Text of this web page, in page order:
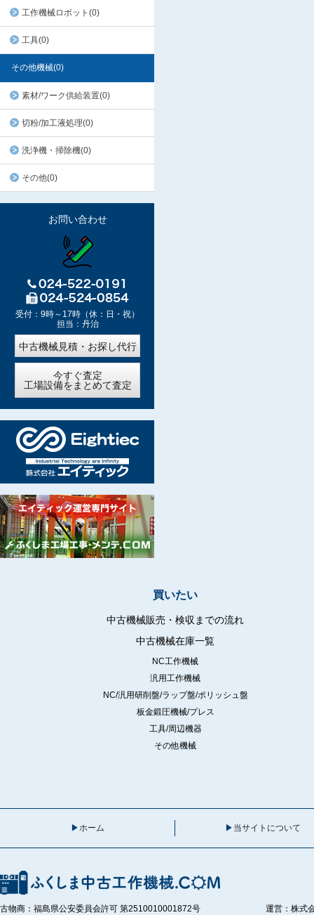
工作機械ロボット(0)
工具(0)
その他機械(0)
素材/ワーク供給装置(0)
切粉/加工液処理(0)
洗浄機・掃除機(0)
その他(0)
お問い合わせ
受付：9時～17時（休：日・祝）
担当：丹治
中古機械見積・お探し代行
今すぐ査定
工場設備をまとめて査定
買いたい
中古機械販売・検収までの流れ
中古機械在庫一覧
NC工作機械
汎用工作機械
NC/汎用研削盤/ラップ盤/ポリッシュ盤
板金鍛圧機械/プレス
工具/周辺機器
その他機械
ホーム 当サイトについて
古物商：福島県公安委員会許可 第2510010001872号
運営：株式